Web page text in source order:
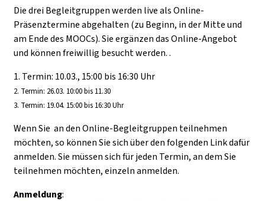
Die drei Begleitgruppen werden live als Online-
Präsenztermine abgehalten (zu Beginn, in der Mitte und
am Ende des MOOCs). Sie ergänzen das Online-Angebot
und können freiwillig besucht werden..
1. Termin: 10.03., 15:00 bis 16:30 Uhr
2. Termin: 26.03. 10:00 bis 11.30
3. Termin: 19.04. 15:00 bis 16:30 Uhr
Wenn Sie an den Online-Begleitgruppen teilnehmen
möchten, so können Sie sich über den folgenden Link dafür
anmelden. Sie müssen sich für jeden Termin, an dem Sie
teilnehmen möchten, einzeln anmelden.
Anmeldung: